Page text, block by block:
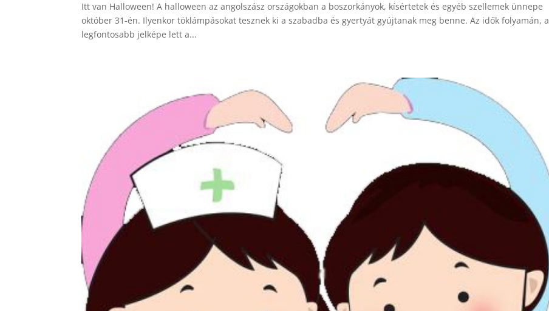
Itt van Halloween! A halloween az angolszász országokban a boszorkányok, kísértetek és egyéb szellemek ünnepe
október 31-én. Ilyenkor töklámpásokat tesznek ki a szabadba és gyertyát gyújtanak meg benne. Az idők folyamán, a
legfontosabb jelképe lett a...